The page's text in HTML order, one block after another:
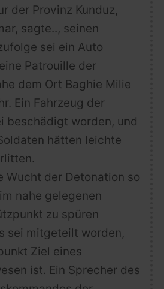
der Provinz Kunduz,
sagte.., seinen
sei ein Auto
Patrouille der
dem Ort Baghie Milie
Ein Fahrzeug der
beschädigt worden, und
hätten leichte
Wucht der Detonation so
nahe gelegenen
zu spüren
sei mitgeteilt worden,
Ziel eines
ist. Ein Sprecher des